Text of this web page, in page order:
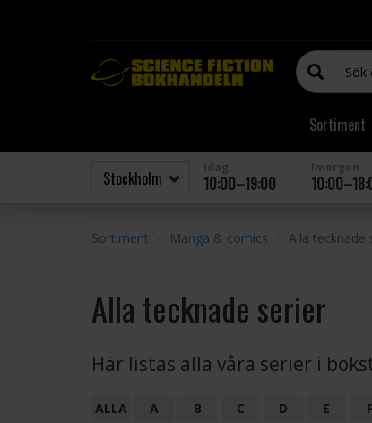
Sortiment
10:00–19:00
Sortiment Manga & comics Alla tecknade
Alla tecknade serier
Här listas alla våra serier i
ALLA A B C D E F